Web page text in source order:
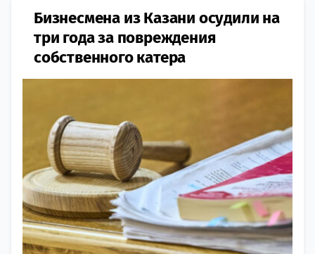
Бизнесмена из Казани осудили на
три года за повреждения
собственного катера